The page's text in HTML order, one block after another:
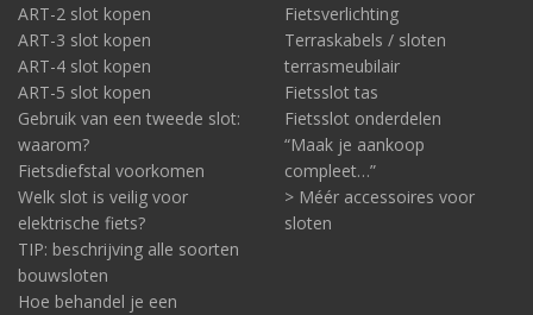
ART-2 slot kopen
ART-3 slot kopen
ART-4 slot kopen
ART-5 slot kopen
Gebruik van een tweede slot:
waarom?
Fietsdiefstal voorkomen
Welk slot is veilig voor
elektrische fiets?
TIP: beschrijving alle soorten
bouwsloten
Hoe behandel je een
Fietsverlichting
Terraskabels / sloten
terrasmeubilair
Fietsslot tas
Fietsslot onderdelen
“Maak je aankoop
compleet…”
> Méér accessoires voor
sloten